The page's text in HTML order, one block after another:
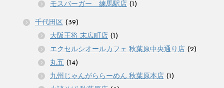
モスバーガー 練馬駅店 (1)
千代田区 (39)
大阪王将 末広町店 (1)
エクセルシオールカフェ 秋葉原中央通り店 (2)
丸五 (14)
九州じゃんがららーめん 秋葉原本店 (1)